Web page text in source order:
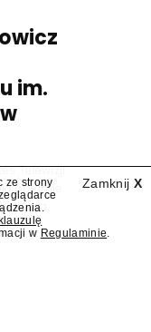
im.
Telewizji
obejmie
Zamknij X
ze strony
klauzulę
w Regulaminie.